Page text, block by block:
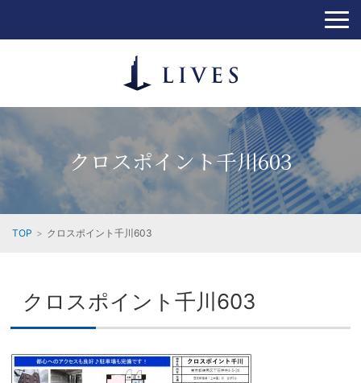
クロスポイント千川603
TOP クロスポイント千川603
クロスポイント千川603